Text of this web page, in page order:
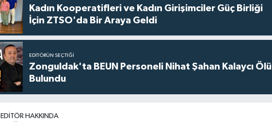
Kadın Kooperatifleri ve Kadın Girişimciler Güç Birliği
İçin ZTSO'da Bir Araya Geldi
EDITÖRÜN SEÇTIĞI
Zonguldak'ta BEUN Personeli Nihat Şahan Kalaycı Ölü
Bulundu
EDITÖR HAKKINDA